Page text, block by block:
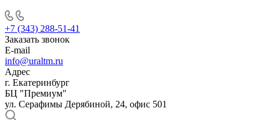
+7 (343) 288-51-41
Заказать звонок
E-mail
info@uraltm.ru
Адрес
г. Екатеринбург
БЦ "Премиум"
ул. Серафимы Дерябиной, 24, офис 501